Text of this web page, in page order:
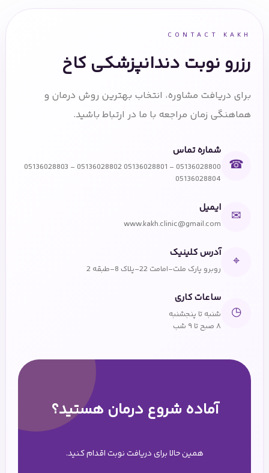
CONTACT KAKH
رزرو نوبت دندانپزشکی کاخ
برای دریافت مشاوره، انتخاب بهترین روش درمان و
هماهنگی زمان مراجعه با ما در ارتباط باشید.
☎
شماره تماس
05136028800 - 05136028801 05136028802 - 05136028803
05136028804
✉ ایمیل
www.kakh.clinic@gmail.com
⌖ آدرس کلینیک
روبرو پارک ملت-امامت 22-پلاک 8-طبقه 2
◷
ساعات کاری
شنبه تا پنجشنبه
۸ صبح تا ۹ شب
آماده شروع درمان هستید؟
همین حالا برای دریافت نوبت اقدام کنید.